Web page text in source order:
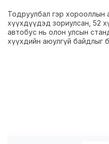
Тодруулбал гэр хорооллын
хүүхдүүдэд зориулсан, 52
автобус нь олон улсын
хүүхдийн аюулгүй байдлыг